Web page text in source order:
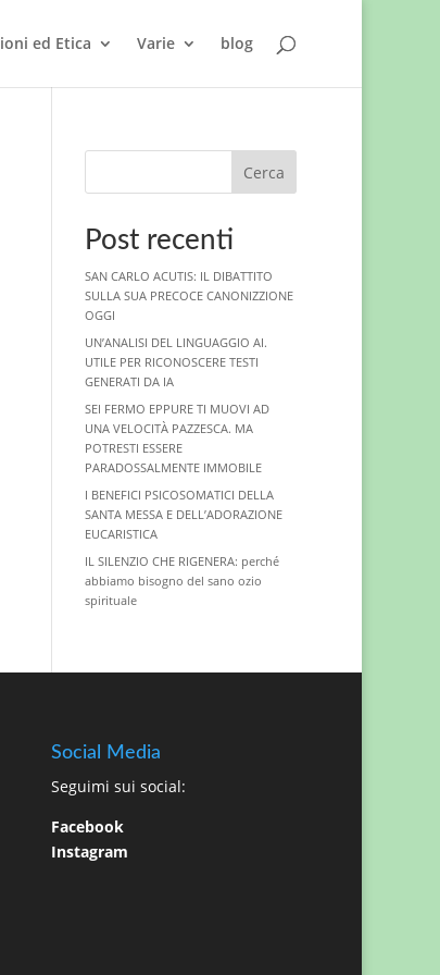
ed Etica Varie blog
Cerca
Post recenti
SAN CARLO ACUTIS: IL DIBATTITO
SULLA SUA PRECOCE CANONIZZIONE
OGGI
UN’ANALISI DEL LINGUAGGIO AI.
UTILE PER RICONOSCERE TESTI
GENERATI DA IA
SEI FERMO EPPURE TI MUOVI AD
UNA VELOCITÀ PAZZESCA. MA
POTRESTI ESSERE
PARADOSSALMENTE IMMOBILE
I BENEFICI PSICOSOMATICI DELLA
SANTA MESSA E DELL’ADORAZIONE
EUCARISTICA
IL SILENZIO CHE RIGENERA: perché
abbiamo bisogno del sano ozio
spirituale
Social Media
Seguimi sui social:
Facebook
Instagram